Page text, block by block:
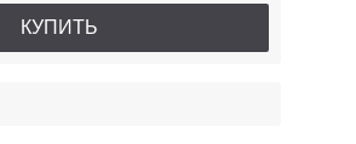
КУПИТЬ